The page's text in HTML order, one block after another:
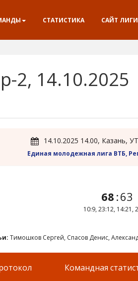
СТАТИСТИКА САЙТ ЛИГИ
2, 14.10.2025